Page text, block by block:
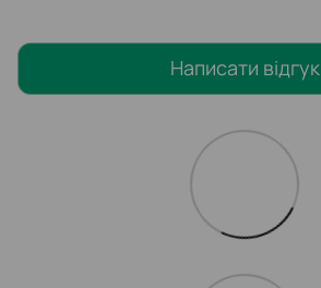
Написати відгук